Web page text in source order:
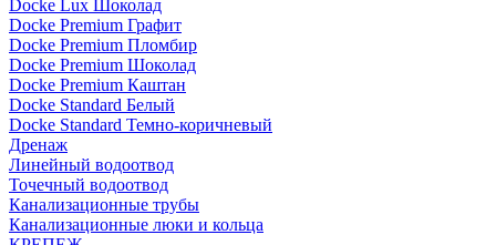
Docke Lux Шоколад
Docke Premium Графит
Docke Premium Пломбир
Docke Premium Шоколад
Docke Premium Каштан
Docke Standard Белый
Docke Standard Темно-коричневый
Дренаж
Линейный водоотвод
Точечный водоотвод
Канализационные трубы
Канализационные люки и кольца